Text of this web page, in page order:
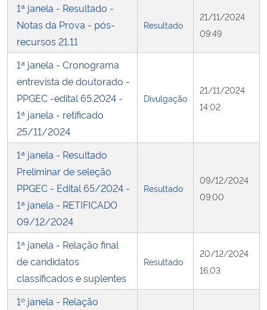
1ª janela - Resultado -
Notas da Prova - pós-
recursos 21.11
Resultado
21/11/2024
09:49
1ª janela - Cronograma
entrevista de doutorado -
PPGEC -edital 65.2024 -
1ª janela - retificado
25/11/2024
Divulgação
21/11/2024
14:02
1ª janela - Resultado
Preliminar de seleção
PPGEC - Edital 65/2024 -
1ª janela - RETIFICADO
09/12/2024
Resultado
09/12/2024
09:00
1ª janela - Relação final
de candidatos
classificados e suplentes
Resultado
20/12/2024
16:03
1º janela - Relação